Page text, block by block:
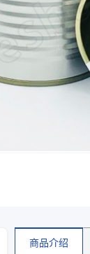
116、101、84、
罐高mm65、口
商品介绍